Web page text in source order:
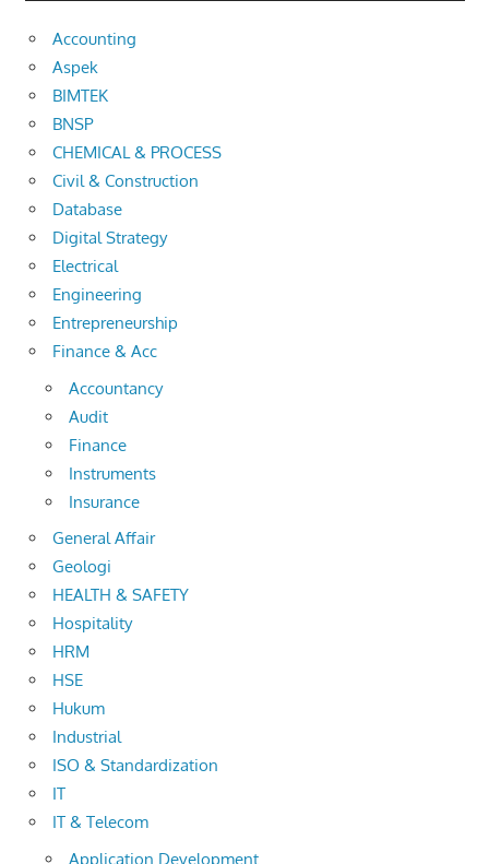
Accounting
Aspek
BIMTEK
BNSP
CHEMICAL & PROCESS
Civil & Construction
Database
Digital Strategy
Electrical
Engineering
Entrepreneurship
Finance & Acc
Accountancy
Audit
Finance
Instruments
Insurance
General Affair
Geologi
HEALTH & SAFETY
Hospitality
HRM
HSE
Hukum
Industrial
ISO & Standardization
IT
IT & Telecom
Application Development